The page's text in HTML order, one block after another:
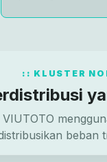
KLUSTER
beban